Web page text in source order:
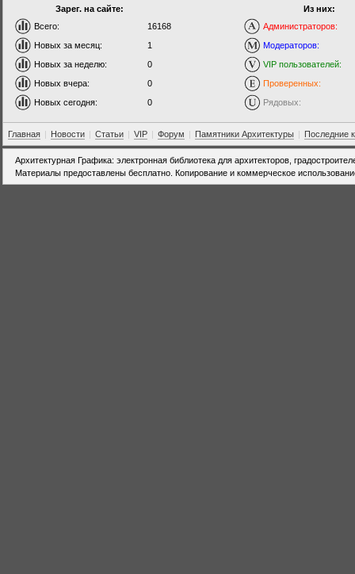
Зарег. на сайте:
Всего:
16168
Новых за месяц:
1
Новых за неделю:
0
Новых вчера:
0
Новых сегодня:
0
Из них:
Администраторов:
Модераторов:
VIP пользователей:
Проверенных:
Рядовых:
Главная | Новости | Статьи | VIP | Форум | Памятники Архитектуры | Последние
Архитектурная Графика: электронная библиотека для архитекторов,
Материалы предоставлены бесплатно. Копирование и коммерческое